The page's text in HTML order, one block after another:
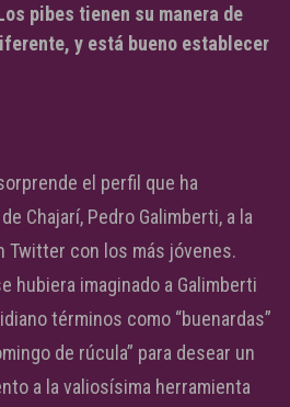
pibes tienen su manera de
y está bueno establecer
el perfil que ha
Chajarí, Pedro Galimberti, a la
Twitter con los más jóvenes.
hubiera imaginado a Galimberti
términos como “buenardas”
de rúcula” para desear un
a la valiosísima herramienta